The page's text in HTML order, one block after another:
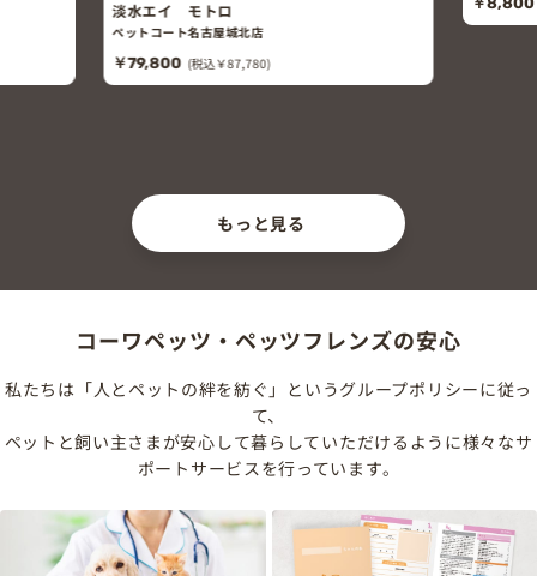
淡水エイ モトロ
ペットコート名古屋城北店
￥79,800 (税込￥87,780)
もっと見る
コーワペッツ・ペッツフレンズの安心
私たちは「人とペットの絆を紡ぐ」というグループポリシーに従っ
て、
ペットと飼い主さまが安心して暮らしていただけるように様々なサ
ポートサービスを行っています。